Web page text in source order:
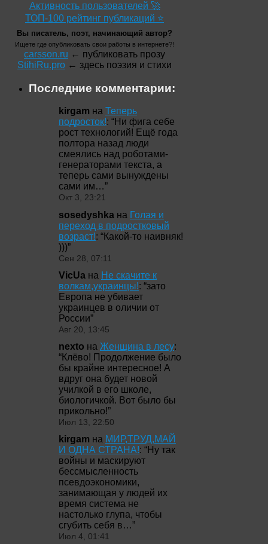
Активность пользователей 🚀
ТОП-100 рейтинг публикаций ⭐
Вы писатель, поэт, начинающий автор?
Ищете где опубликовать свои работы в интернете?!
carsson.ru ← публиковать прозу
StihiRu.pro ← здесь поэзия и стихи
Последние комментарии:
kirgam на Теперь
подросток!: “Ни фига себе
рост технологий! Ещё года
полтора назад люди
смеялись над роботами-
генераторами текста, а
теперь сами вынуждены
сами им…”
Окт 3, 23:21
sosedyshka на Голая и
переход в подростковый
возраст!: “Какой-то наивняк!
)))”
Сен 28, 07:11
VicUa на Не скачите к
волкам,украинцы!: “зато
Европа не убивает
украинцев в оличии от
России”
Авг 20, 13:45
nexto на Женщина в лесу:
“Клёво! Продолжение было
бы крайне интересное! А
вдруг она будет новой
училкой в его школе,
биологичкой. Вот было бы
прикольно!”
Июл 13, 22:50
kirgam на МИР,ТРУД,МАЙ
И ОДНА СТРАНА!: “Ну так
войны и маскируют
бессмысленность
псевдоэкономики,
занимающая у людей их
время система не
настолько глупа, чтобы
сгубить себя в…”
Июл 4, 01:41